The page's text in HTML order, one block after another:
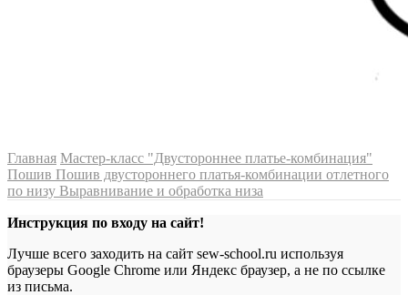
Главная Мастер-класс "Двустороннее платье-комбинация"
Пошив Пошив двустороннего платья-комбинации отлетного
по низу Выравнивание и обработка низа
Инструкция по входу на сайт!
Лучше всего заходить на сайт sew-school.ru используя
браузеры Google Chrome или Яндекс браузер, а не по ссылке
из письма.